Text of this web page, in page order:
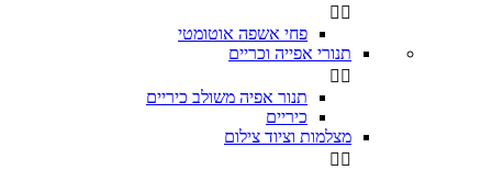
 
פחי אשפה אוטומטי
תנורי אפייה וכריים
 
‏תנור אפיה משולב כיריים
כיריים
מצלמות וציוד צילום
 